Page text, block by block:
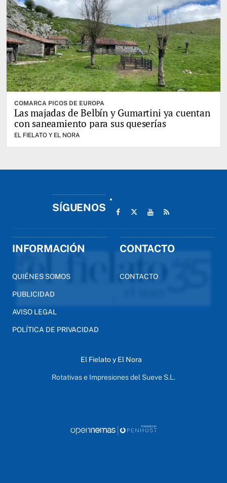
COMARCA PICOS DE EUROPA
Las majadas de Belbín y Gumartini ya cuentan
con saneamiento para sus queserías
EL FIELATO Y EL NORA
SÍGUENOS
INFORMACIÓN
QUIÉNES SOMOS
PUBLICIDAD
AVISO LEGAL
POLÍTICA DE PRIVACIDAD
CONTACTO
CONTACTO
El Fielato y El Nora
Rotativas e Impresiones del Sueve S.L.